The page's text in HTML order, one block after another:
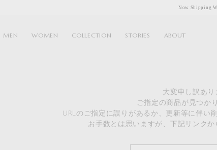
Now Shipping
MEN WOMEN COLLECTION STORIES ABOUT
大変申し訳あり
ご指定の商品が見つか
URLのご指定に誤りがあるか、更新等に伴い
お手数とは思いますが、下記リンクか